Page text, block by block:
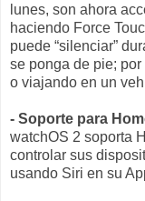
lunes, son ahora
haciendo Force
puede “silenciar”
se ponga de pie;
o viajando en un
- Soporte para
watchOS 2 soporta
controlar sus
usando Siri en su